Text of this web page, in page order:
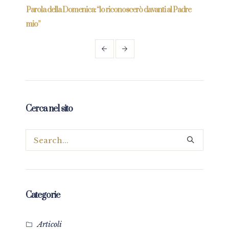
Parola della Domenica: “lo riconoscerò davanti al Padre
mio”
Cerca nel sito
Categorie
Articoli